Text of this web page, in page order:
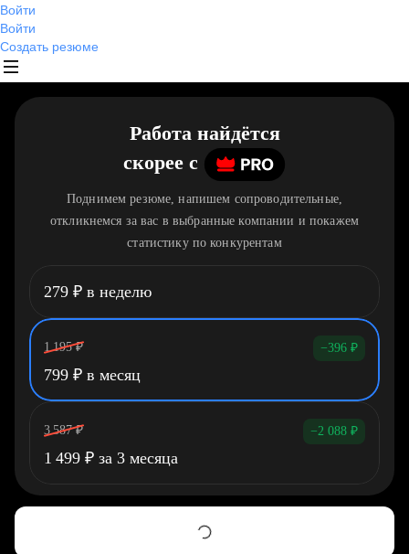
Войти
Войти
Создать резюме
Работа найдётся
скорее c
Поднимем резюме, напишем сопроводительные,
откликнемся за вас в выбранные компании и покажем
статистику по конкурентам
279 ₽ в неделю
1 195 ₽ −396 ₽
799 ₽ в месяц
3 587 ₽ −2 088 ₽
1 499 ₽ за 3 месяца